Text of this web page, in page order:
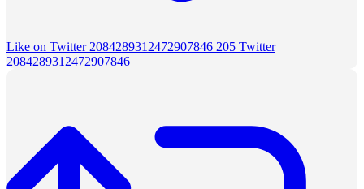
Like on Twitter 2084289312472907846 205 Twitter
2084289312472907846